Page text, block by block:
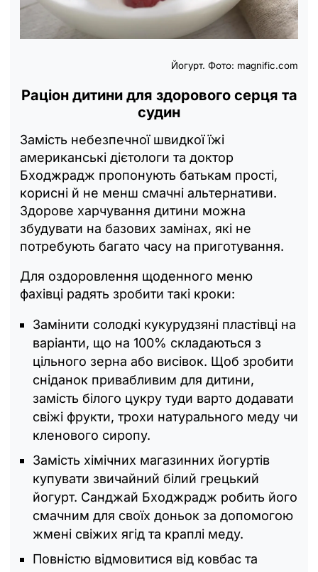
Йогурт. Фото: magnific.com
Раціон дитини для здорового серця та
судин
Замість небезпечної швидкої їжі
американські дієтологи та доктор
Бходжрадж пропонують батькам прості,
корисні й не менш смачні альтернативи.
Здорове харчування дитини можна
збудувати на базових замінах, які не
потребують багато часу на приготування.
Для оздоровлення щоденного меню
фахівці радять зробити такі кроки:
Замінити солодкі кукурудзяні пластівці на
варіанти, що на 100% складаються з
цільного зерна або висівок. Щоб зробити
сніданок привабливим для дитини,
замість білого цукру туди варто додавати
свіжі фрукти, трохи натурального меду чи
кленового сиропу.
Замість хімічних магазинних йогуртів
купувати звичайний білий грецький
йогурт. Санджай Бходжрадж робить його
смачним для своїх доньок за допомогою
жмені свіжих ягід та краплі меду.
Повністю відмовитися від ковбас та